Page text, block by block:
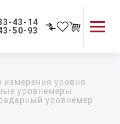
43-14
50-93
Применение приборов
Как мы работаем
измерения уровня
уровнемеры
уровнемер